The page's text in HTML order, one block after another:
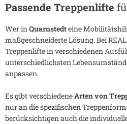
Passende Treppenlifte
Wer inQuarnstedteine
maßgeschneiderte Lösung. Bei
Treppenlifte in verschiedenen
unterschiedlichsten
anpassen.
Es gibt verschiedeneArten von
nur an die spezifischen
berücksichtigen auch die